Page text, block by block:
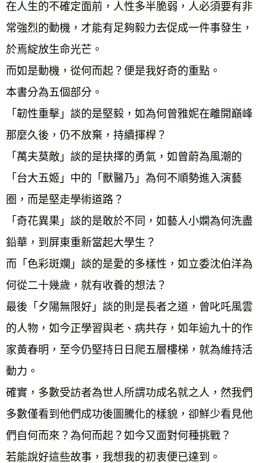
在人生的不確定面前，人性多半脆弱，人必須要有非
常強烈的動機，才能有足夠毅力去促成一件事發生，
於焉綻放生命光芒。
而如是動機，從何而起？便是我好奇的重點。
本書分為五個部分。
「韌性重擊」談的是堅毅，如為何曾雅妮在離開巔峰
那麼久後，仍不放棄，持續揮桿？
「萬夫莫敵」談的是抉擇的勇氣，如曾蔚為風潮的
「台大五姬」中的「獸醫乃」為何不順勢進入演藝
圈，而是堅走學術道路？
「奇花異果」談的是敢於不同，如藝人小嫻為何洗盡
鉛華，到屏東重新當起大學生？
而「色彩斑斕」談的是愛的多樣性，如立委沈伯洋為
何從二十幾歲，就有收養的想法？
最後「夕陽無限好」談的則是長者之道，曾叱吒風雲
的人物，如今正學習與老、病共存，如年逾九十的作
家黃春明，至今仍堅持日日爬五層樓梯，就為維持活
動力。
確實，多數受訪者為世人所謂功成名就之人，然我們
多數僅看到他們成功後圖騰化的樣貌，卻鮮少看見他
們自何而來？為何而起？如今又面對何種挑戰？
若能說好這些故事，我想我的初衷便已達到。